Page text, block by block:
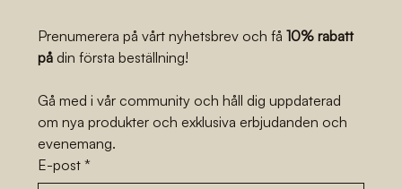
Prenumerera på vårt nyhetsbrev och få 10% rabatt
på din första beställning!
Gå med i vår community och håll dig uppdaterad
om nya produkter och exklusiva erbjudanden och
evenemang.
E-post *